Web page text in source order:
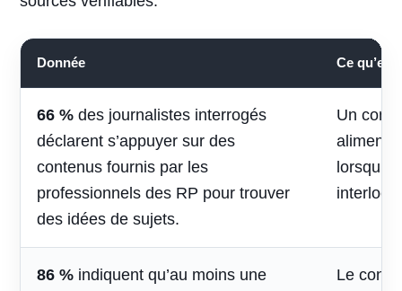
Donnée Ce
66 % des journalistes interrogés
déclarent s’appuyer sur des
contenus fournis par les
professionnels des RP pour trouver
des idées de sujets.
Un
lorsqu’il
86 % indiquent qu’au moins une
Le